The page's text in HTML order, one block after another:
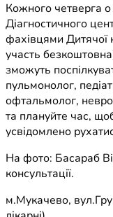
Кожного четверга
Діагностичного
фахівцями Дитячої
участь
зможуть
пульмонолог,
офтальмолог,
та плануйте час,
усвідомлено
На фото: Басараб
консультації.
м.Мукачево,